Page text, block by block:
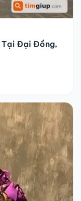
Tại Đại Đồng,